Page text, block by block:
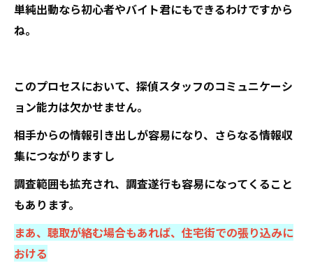
単純出動なら初心者やバイト君にもできるわけですから
ね。
このプロセスにおいて、探偵スタッフのコミュニケーシ
ョン能力は欠かせません。
相手からの情報引き出しが容易になり、さらなる情報収
集につながりますし
調査範囲も拡充され、調査遂行も容易になってくること
もあります。
まあ、聴取が絡む場合もあれば、住宅街での張り込みに
おける